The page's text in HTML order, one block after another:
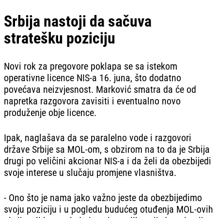
Srbija nastoji da sačuva
stratešku poziciju
Novi rok za pregovore poklapa se sa istekom
operativne licence NIS-a 16. juna, što dodatno
povećava neizvjesnost. Marković smatra da će od
napretka razgovora zavisiti i eventualno novo
produženje obje licence.
Ipak, naglašava da se paralelno vode i razgovori
države Srbije sa MOL-om, s obzirom na to da je Srbija
drugi po veličini akcionar NIS-a i da želi da obezbijedi
svoje interese u slučaju promjene vlasništva.
- Ono što je nama jako važno jeste da obezbijedimo
svoju poziciju i u pogledu budućeg otuđenja MOL-ovih